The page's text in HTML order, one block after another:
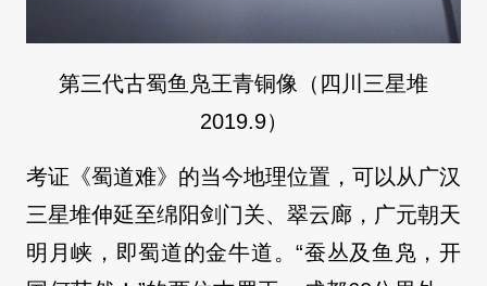
第三代古蜀鱼凫王青铜像（四川三星堆
2019.9）
考证《蜀道难》的当今地理位置，可以从广汉
三星堆伸延至绵阳剑门关、翠云廊，广元朝天
明月峡，即蜀道的金牛道。“蚕丛及鱼凫，开